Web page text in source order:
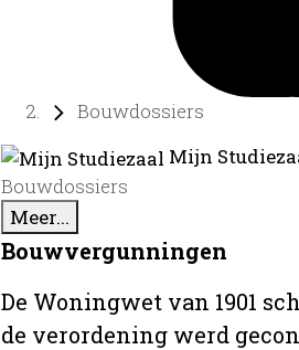
Bouwdossiers
Mijn
Bouwdossiers
Meer...
Bouwvergunningen
De Woningwet van 1901
de verordening werd